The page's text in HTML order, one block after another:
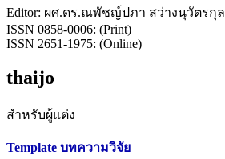
Editor: ผศ.ดร.ณพัชญ์ปภา สว่างนุวัตรกุล
ISSN 0858-0006: (Print)
ISSN 2651-1975: (Online)
thaijo
สำหรับผู้แต่ง
Template บทความวิจัย